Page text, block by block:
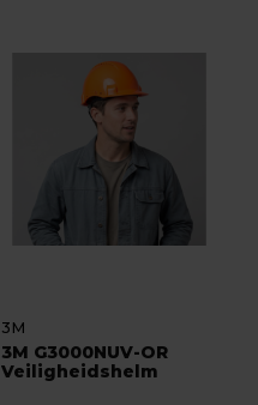
3M
3M G3000NUV-OR
Veiligheidshelm